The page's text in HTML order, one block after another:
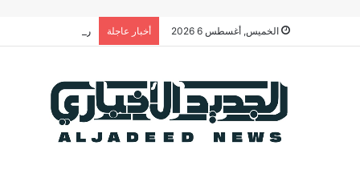
الخميس, أغسطس 6 2026 أخبار عاجلة رئيس الوزراء يدعو